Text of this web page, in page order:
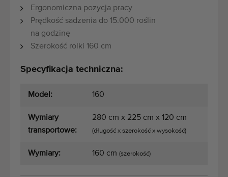
Ergonomiczna pozycja pracy
Prędkość sadzenia do 15.000 roślin
na godzinę
Szerokość rolki 160 cm
Specyfikacja techniczna:
Model: 160
Wymiary
transportowe:
280 cm x 225 cm x 120 cm
(długość x szerokość x wysokość)
Wymiary: 160 cm (szerokość)